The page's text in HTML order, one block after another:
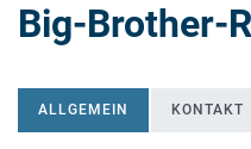
Big-Brother-
ALLGEMEIN KONTAKT